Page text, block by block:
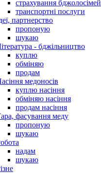
страхування бджолосімей
транспортні послуги
партнерство
пропоную
шукаю
- бджільництво
куплю
обміняю
продам
медоносів
куплю насіння
обміняю насіння
продам насіння
фасування меду
пропоную
шукаю
надам
шукаю